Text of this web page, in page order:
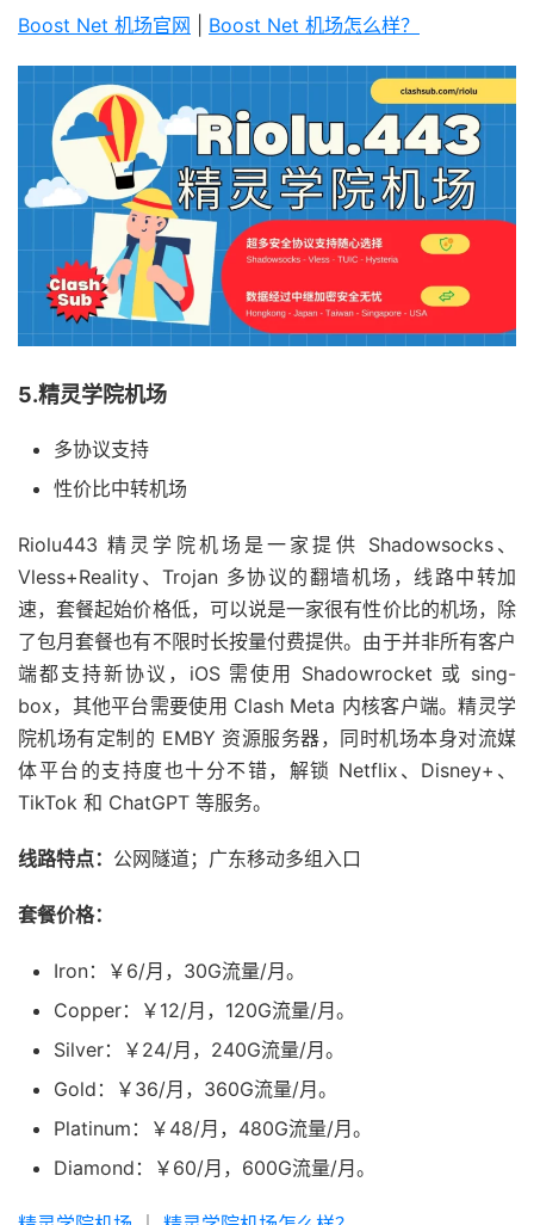
Boost Net 机场官网 Boost Net 机场怎么样？
5.精灵学院机场
多协议支持
性价比中转机场
Riolu443 精灵学院机场是一家提供 Shadowsocks、
Vless+Reality、Trojan 多协议的翻墙机场，线路中转加
速，套餐起始价格低，可以说是一家很有性价比的机场，除
了包月套餐也有不限时长按量付费提供。由于并非所有客户
端都支持新协议，iOS 需使用 Shadowrocket 或 sing-
box，其他平台需要使用 Clash Meta 内核客户端。精灵学
院机场有定制的 EMBY 资源服务器，同时机场本身对流媒
体平台的支持度也十分不错，解锁 Netflix、Disney+、
TikTok 和 ChatGPT 等服务。
线路特点： 公网隧道；广东移动多组入口
套餐价格：
Iron：￥6/月，30G流量/月。
Copper：￥12/月，120G流量/月。
Silver：￥24/月，240G流量/月。
Gold：￥36/月，360G流量/月。
Platinum：￥48/月，480G流量/月。
Diamond：￥60/月，600G流量/月。